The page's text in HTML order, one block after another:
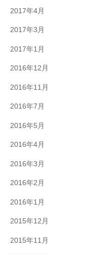
2017年4月
2017年3月
2017年1月
2016年12月
2016年11月
2016年7月
2016年5月
2016年4月
2016年3月
2016年2月
2016年1月
2015年12月
2015年11月